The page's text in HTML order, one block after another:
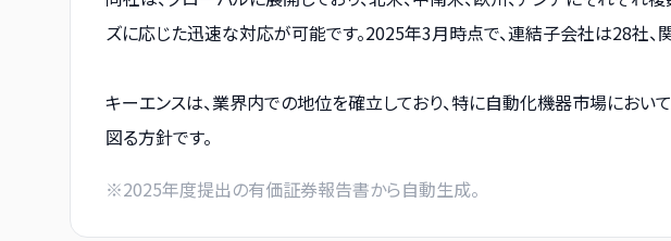
ズに応じた迅速な対応が可能です。2025年3月時点で、連結子会社は28社、
キーエンスは、業界内での地位を確立しており、特に自動化機器市場にお
図る方針です。
※2025年度提出の有価証券報告書から自動生成。